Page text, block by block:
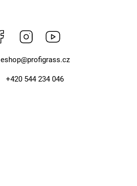
Facebook Instagram
eshop@profigrass.cz
+420 544 234 046